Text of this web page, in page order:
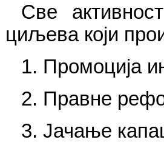
Све
циљева који
1. Промоција
2. Правне
3. Јачање